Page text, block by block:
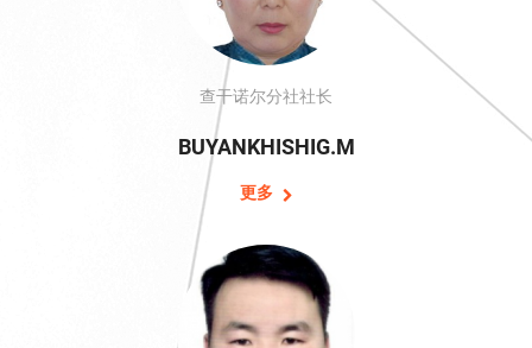
查干诺尔分社社长
BUYANKHISHIG.M
更多